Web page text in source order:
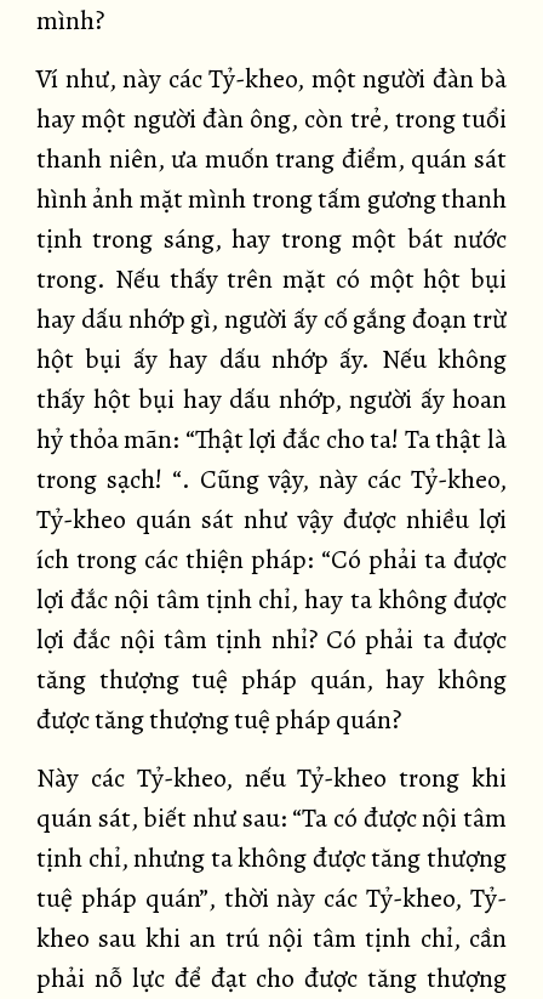
mình?
Ví như, này các Tỷ-kheo, một người đàn bà
hay một người đàn ông, còn trẻ, trong tuổi
thanh niên, ưa muốn trang điểm, quán sát
hình ảnh mặt mình trong tấm gương thanh
tịnh trong sáng, hay trong một bát nước
trong. Nếu thấy trên mặt có một hột bụi
hay dấu nhớp gì, người ấy cố gắng đoạn trừ
hột bụi ấy hay dấu nhớp ấy. Nếu không
thấy hột bụi hay dấu nhớp, người ấy hoan
hỷ thỏa mãn: “Thật lợi đắc cho ta! Ta thật là
trong sạch! “. Cũng vậy, này các Tỷ-kheo,
Tỷ-kheo quán sát như vậy được nhiều lợi
ích trong các thiện pháp: “Có phải ta được
lợi đắc nội tâm tịnh chỉ, hay ta không được
lợi đắc nội tâm tịnh nhỉ? Có phải ta được
tăng thượng tuệ pháp quán, hay không
được tăng thượng tuệ pháp quán?
Này các Tỷ-kheo, nếu Tỷ-kheo trong khi
quán sát, biết như sau: “Ta có được nội tâm
tịnh chỉ, nhưng ta không được tăng thượng
tuệ pháp quán”, thời này các Tỷ-kheo, Tỷ-
kheo sau khi an trú nội tâm tịnh chỉ, cần
phải nỗ lực để đạt cho được tăng thượng